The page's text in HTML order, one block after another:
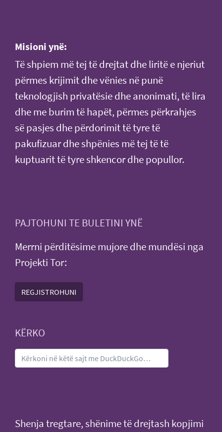
Misioni ynë:
Të shpiem më tej të drejtat dhe liritë e njeriut
përmes krijimit dhe vënies në punë
teknologjish privatësie dhe anonimati, të lira
dhe me burim të hapët, përmes përkrahjes
së pasjes dhe përdorimit të tyre të
pakufizuar dhe shpënies më tej të të
kuptuarit të tyre shkencor dhe popullor.
PAJTOHUNI TE BULETINI YNË
Merrni përditësime mujore dhe mundësi nga
Projekti Tor:
REGJISTROHUNI
KËRKO
Shenja tregtare, shënime të drejtash kopjimi